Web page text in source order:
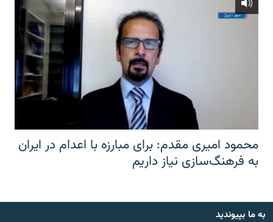
محمود امیری مقدم: برای مبارزه با اعدام در ایران
به فرهنگ‌سازی نیاز داریم
به ما بپیوندید